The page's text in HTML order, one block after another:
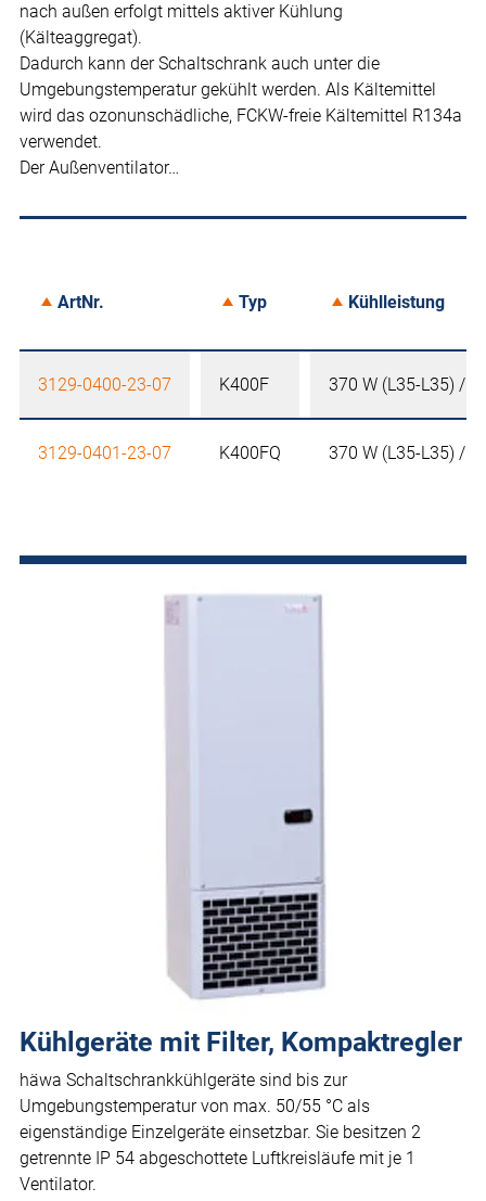
nach außen erfolgt mittels aktiver Kühlung
(Kälteaggregat).
Dadurch kann der Schaltschrank auch unter die
Umgebungstemperatur gekühlt werden. Als Kältemittel
wird das ozonunschädliche, FCKW-freie Kältemittel R134a
verwendet.
Der Außenventilator…
ArtNr. Typ Kühlleistung
3129-0400-23-07 K400F 370 W (L35-L35) /
3129-0401-23-07 K400FQ 370 W (L35-L35) /
Kühlgeräte mit Filter, Kompaktregler
häwa Schaltschrankkühlgeräte sind bis zur
Umgebungstemperatur von max. 50/55 °C als
eigenständige Einzelgeräte einsetzbar. Sie besitzen 2
getrennte IP 54 abgeschottete Luftkreisläufe mit je 1
Ventilator.